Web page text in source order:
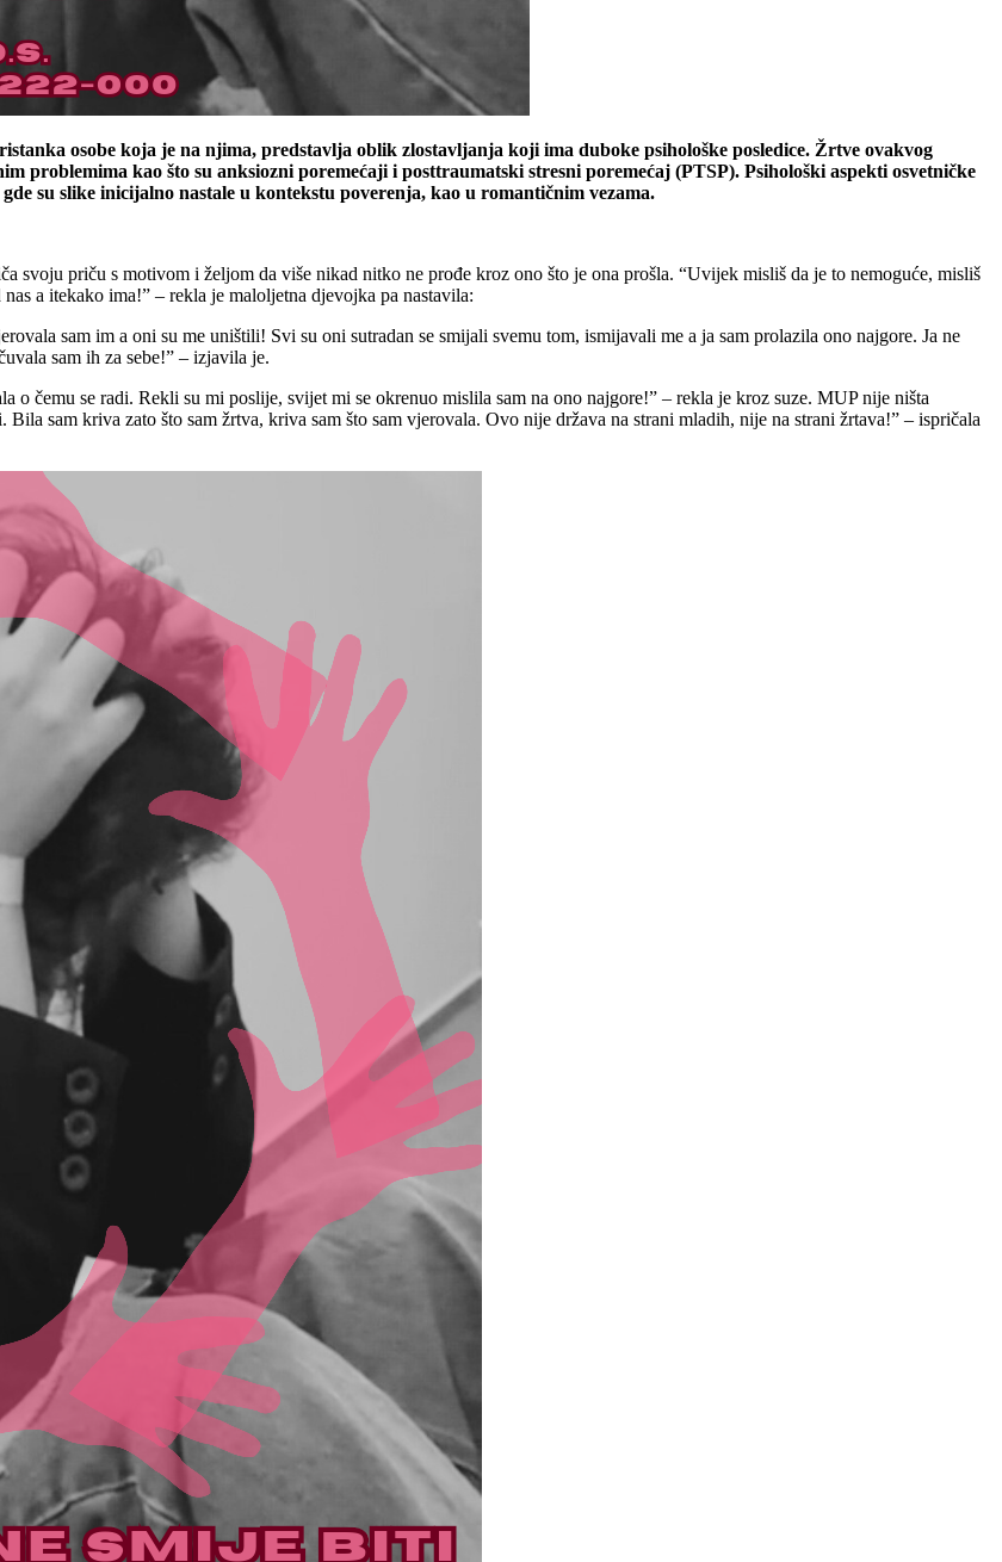
osobe koja je na njima, predstavlja oblik zlostavljanja koji ima duboke psihološke posledice. Žrtve ovakvog
problemima kao što su anksiozni poremećaji i posttraumatski stresni poremećaj (PTSP). Psihološki aspekti osvetničke
su slike inicijalno nastale u kontekstu poverenja, kao u romantičnim vezama.
svoju priču s motivom i željom da više nikad nitko ne prođe kroz ono što je ona prošla. “Uvijek misliš da je to nemoguće, misliš
a itekako ima!” – rekla je maloljetna djevojka pa nastavila:
sam im a oni su me uništili! Svi su oni sutradan se smijali svemu tom, ismijavali me a ja sam prolazila ono najgore. Ja ne
sam ih za sebe!” – izjavila je.
o čemu se radi. Rekli su mi poslije, svijet mi se okrenuo mislila sam na ono najgore!” – rekla je kroz suze. MUP nije ništa
sam kriva zato što sam žrtva, kriva sam što sam vjerovala. Ovo nije država na strani mladih, nije na strani žrtava!” – ispričala